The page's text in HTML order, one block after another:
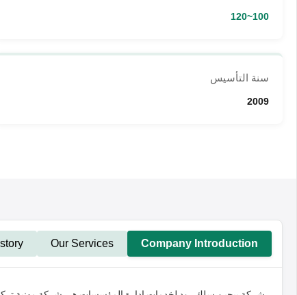
100~120
سنة التأسيس
2009
Company Introduction
Our Services